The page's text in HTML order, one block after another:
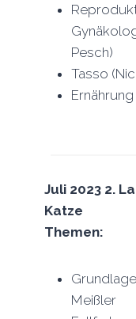
Pesch)
Tasso
Juli 2023 2.
Katze
Themen:
Meißler